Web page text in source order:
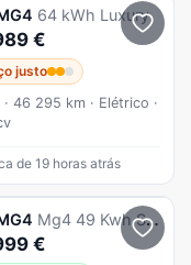
64 kWh Luxury
€
justo
46 295 km · Elétrico ·
de 19 horas atrás
Mg4 49 Kwh Standard
€